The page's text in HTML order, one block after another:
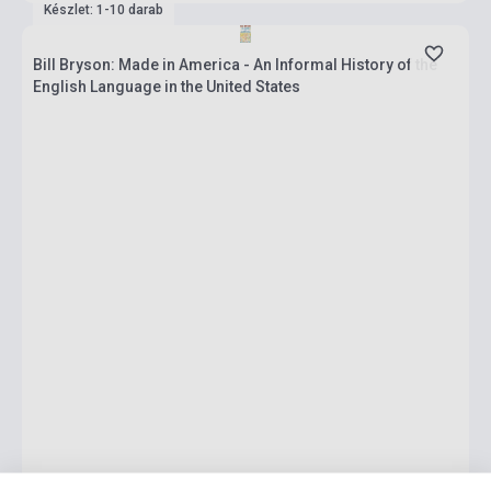
Készlet: 1-10 darab
Bill Bryson: Made in America - An Informal History of the
English Language in the United States